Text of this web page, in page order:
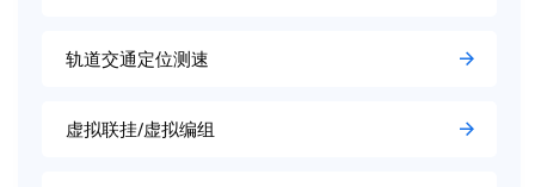
轨道交通定位测速
虚拟联挂/虚拟编组